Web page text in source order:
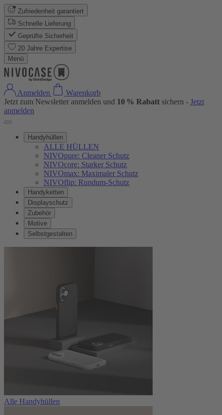
Zufriedenheit garantiert
Schnelle Lieferung
Geprüfte Sicherheit
20 Jahre Expertise
Menü
Anmelden
Warenkorb
Jetzt zum Newsletter anmelden und 10 % Rabatt sichern - Jetzt
anmelden
Handyhüllen
ALLE HÜLLEN
NIVOpure: Cleaner Schutz
NIVOcore: Starker Schutz
NIVOmax: Maximaler Schutz
NIVOflip: Rundum-Schutz
Handyketten
Displayschutz
Zubehör
Motive
Selbstgestalten
Alle Handyhüllen